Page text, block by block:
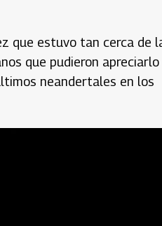
que estuvo tan cerca de
que pudieron apreciarlo
neandertales en los